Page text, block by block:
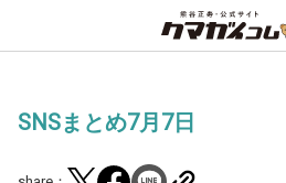
SNSまとめ7月7日